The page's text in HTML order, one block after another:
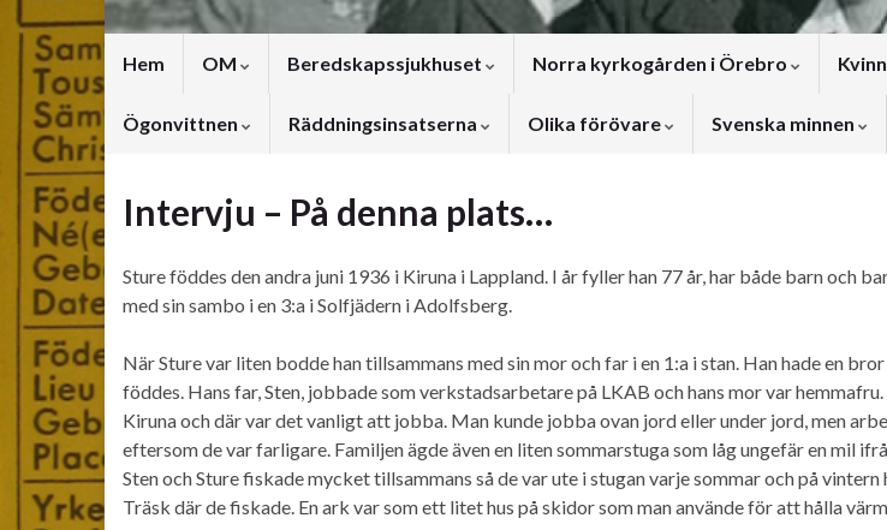
Hem OM Beredskapssjukhuset Norra kyrkogården i Örebro
Ögonvittnen Räddningsinsatserna Olika förövare Svenska minnen
Intervju – På denna plats…
Sture föddes den andra juni 1936 i Kiruna i Lappland. I år fyller han 77 år, har både barn och
med sin sambo i en 3:a i Solfjädern i Adolfsberg.
När Sture var liten bodde han tillsammans med sin mor och far i en 1:a i stan. Han hade en
föddes. Hans far, Sten, jobbade som verkstadsarbetare på LKAB och hans mor var
Kiruna och där var det vanligt att jobba. Man kunde jobba ovan jord eller under jord, men
eftersom de var farligare. Familjen ägde även en liten sommarstuga som låg ungefär en mil
Sten och Sture fiskade mycket tillsammans så de var ute i stugan varje sommar och på vintern
Träsk där de fiskade. En ark var som ett litet hus på skidor som man använde för att hålla